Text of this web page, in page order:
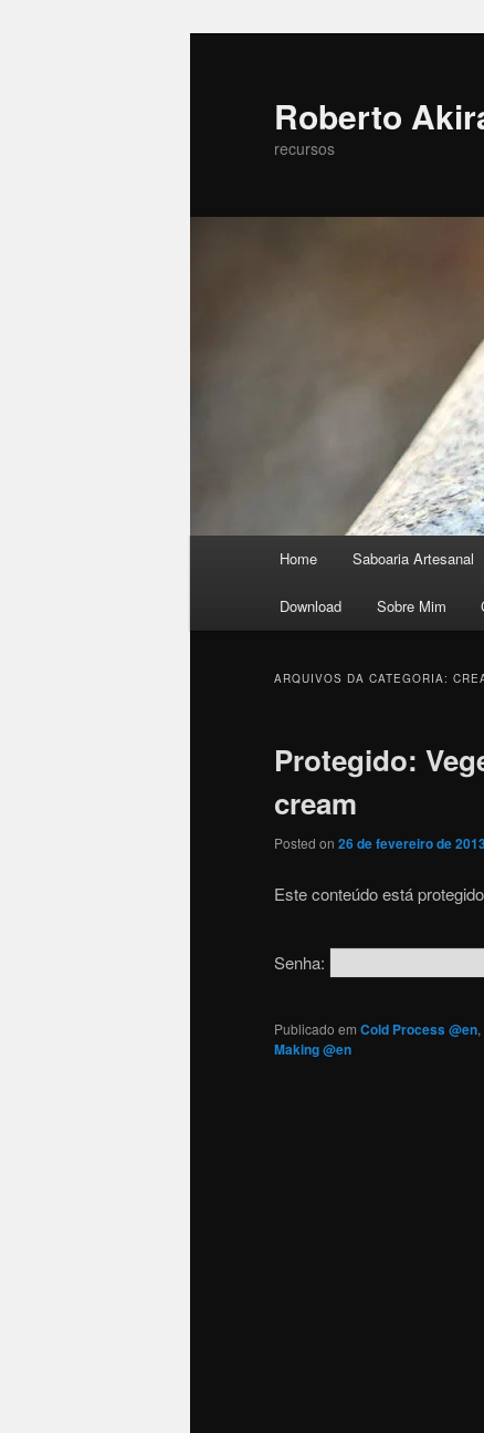
Roberto
recursos
Pular para o conteúdo
Pular para o conteúdo
Home Saboaria Artesanal
Download Sobre Mim
ARQUIVOS DA CATEGORIA:
Protegido:
cream
Posted on 26 de fevereiro de
Este conteúdo está
Senha:
Publicado em Cold Process @en,
Making @en